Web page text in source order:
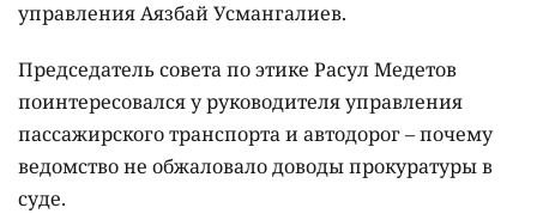
управления Аязбай Усмангалиев.
Председатель совета по этике Расул Медетов
поинтересовался у руководителя управления
пассажирского транспорта и автодорог – почему
ведомство не обжаловало доводы прокуратуры в
суде.